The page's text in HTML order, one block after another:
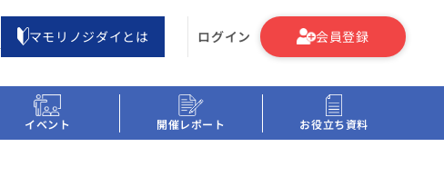
マモリノジダイとは ログイン 会員登録
イベント 開催レポート お役立ち資料